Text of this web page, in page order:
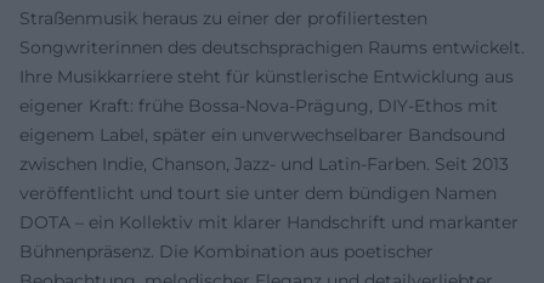
Straßenmusik heraus zu einer der profiliertesten
Songwriterinnen des deutschsprachigen Raums entwickelt.
Ihre Musikkarriere steht für künstlerische Entwicklung aus
eigener Kraft: frühe Bossa-Nova-Prägung, DIY-Ethos mit
eigenem Label, später ein unverwechselbarer Bandsound
zwischen Indie, Chanson, Jazz- und Latin-Farben. Seit 2013
veröffentlicht und tourt sie unter dem bündigen Namen
DOTA – ein Kollektiv mit klarer Handschrift und markanter
Bühnenpräsenz. Die Kombination aus poetischer